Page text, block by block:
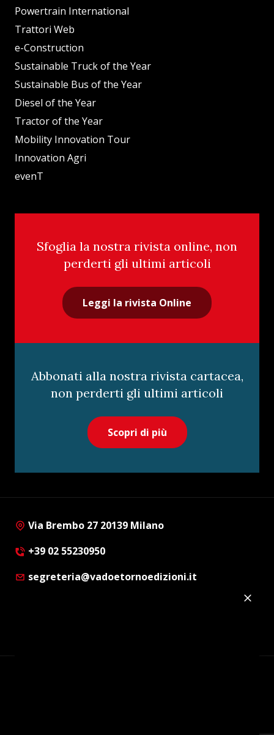
Powertrain International
Trattori Web
e-Construction
Sustainable Truck of the Year
Sustainable Bus of the Year
Diesel of the Year
Tractor of the Year
Mobility Innovation Tour
Innovation Agri
evenT
Sfoglia la nostra rivista online, non
perderti gli ultimi articoli
Leggi la rivista Online
Abbonati alla nostra rivista cartacea,
non perderti gli ultimi articoli
Scopri di più
Via Brembo 27 20139 Milano
+39 02 55230950
segreteria@vadoetornoedizioni.it